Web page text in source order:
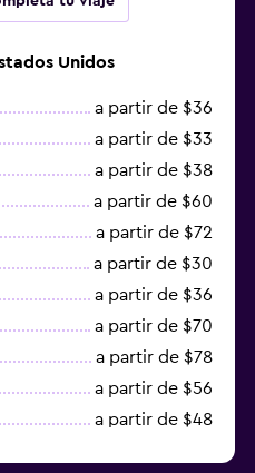
Unidos
a partir de $36
a partir de $33
a partir de $38
a partir de $60
a partir de $72
a partir de $30
a partir de $36
a partir de $70
a partir de $78
a partir de $56
a partir de $48